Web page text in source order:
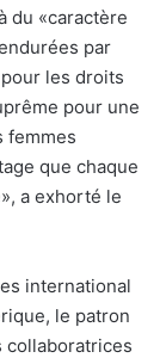
du «caractère
par
les droits
pour une
femmes
que chaque
a exhorté le
international
le patron
collaboratrices